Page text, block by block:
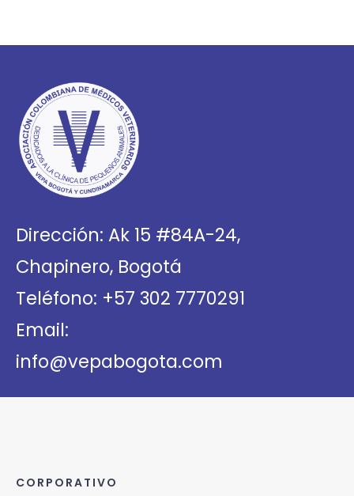
Dirección: Ak 15 #84A-24,
Chapinero, Bogotá
Teléfono: +57 302 7770291
Email:
info@vepabogota.com
CORPORATIVO